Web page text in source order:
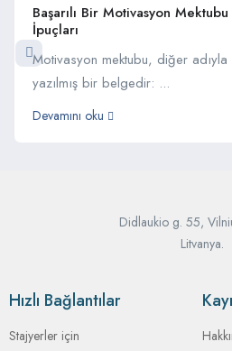
Başarılı Bir Motivasyon
İpuçları
Motivasyon mektubu, diğer
yazılmış bir belgedir: ...
Devamını oku
Didlaukio g. 55,
Litvanya.
Hızlı Bağlantılar
Stajyerler için